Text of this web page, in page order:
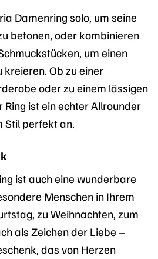
Damenring solo, um seine
betonen, oder kombinieren
um einen
kreieren. Ob zu einer
oder zu einem lässigen
ist ein echter Allrounder
Stil perfekt an.
ist auch eine wunderbare
Menschen in Ihrem
zu Weihnachten, zum
als Zeichen der Liebe –
das von Herzen